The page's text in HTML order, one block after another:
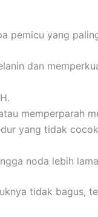
pemicu yang
dan
memperparah
yang tidak
noda lebih
tidak bagus,